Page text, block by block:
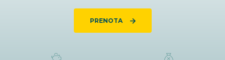
PRENOTA